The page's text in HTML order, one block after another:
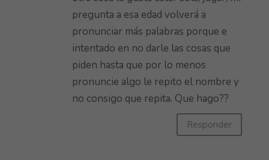
pregunta a esa edad volverá a
pronunciar más palabras porque e
intentado en no darle las cosas que
piden hasta que por lo menos
pronuncie algo le repito el nombre y
no consigo que repita. Que hago??
Responder